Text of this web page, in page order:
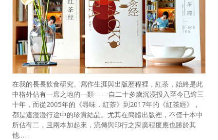
在我的長長飲食研究、寫作生涯與出版歷程裡，紅茶，始終是此
中格外佔有一席之地的一類——自二十多歲沉浸投入至今已逾三
十年，而從2005年的《尋味．紅茶》到2017年的《紅茶經》，
都是這漫漫行途中的珍貴結晶。尤其在簡體出版裡，不僅十本中
所佔有二，且兩本加起來，流傳與印行之深廣程度應也勝於其
他……